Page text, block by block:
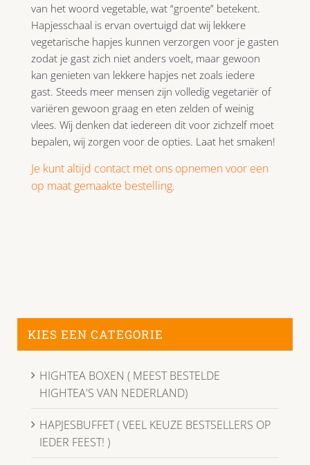
van het woord vegetable, wat “groente” betekent.
Hapjesschaal is ervan overtuigd dat wij lekkere
vegetarische hapjes kunnen verzorgen voor je gasten
zodat je gast zich niet anders voelt, maar gewoon
kan genieten van lekkere hapjes net zoals iedere
gast. Steeds meer mensen zijn volledig vegetariër of
variëren gewoon graag en eten zelden of weinig
vlees. Wij denken dat iedereen dit voor zichzelf moet
bepalen, wij zorgen voor de opties. Laat het smaken!
Je kunt altijd contact met ons opnemen voor een
op maat gemaakte bestelling.
KIES EEN CATEGORIE
HIGHTEA BOXEN ( MEEST BESTELDE
HIGHTEA'S VAN NEDERLAND)
HAPJESBUFFET ( VEEL KEUZE BESTSELLERS OP
IEDER FEEST! )